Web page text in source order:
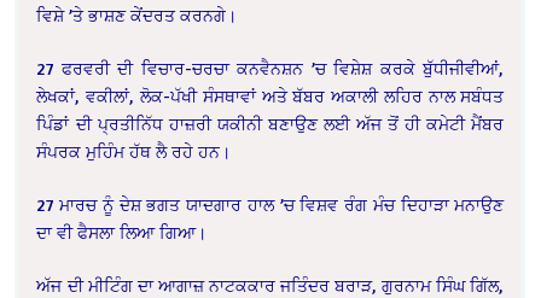
ਵਿਸ਼ੇ ’ਤੇ ਭਾਸ਼ਣ ਕੇਂਦਰਤ ਕਰਨਗੇ।
27 ਫਰਵਰੀ ਦੀ ਵਿਚਾਰ-ਚਰਚਾ ਕਨਵੈਨਸ਼ਨ ’ਚ ਵਿਸ਼ੇਸ਼ ਕਰਕੇ ਬੁੱਧੀਜੀਵੀਆਂ,
ਲੇਖਕਾਂ, ਵਕੀਲਾਂ, ਲੋਕ-ਪੱਖੀ ਸੰਸਥਾਵਾਂ ਅਤੇ ਬੱਬਰ ਅਕਾਲੀ ਲਹਿਰ ਨਾਲ ਸਬੰਧਤ
ਪਿੰਡਾਂ ਦੀ ਪ੍ਰਤੀਨਿੱਧ ਹਾਜ਼ਰੀ ਯਕੀਨੀ ਬਣਾਉਣ ਲਈ ਅੱਜ ਤੋਂ ਹੀ ਕਮੇਟੀ ਮੈਂਬਰ
ਸੰਪਰਕ ਮੁਹਿੰਮ ਹੱਥ ਲੈ ਰਹੇ ਹਨ।
27 ਮਾਰਚ ਨੂੰ ਦੇਸ਼ ਭਗਤ ਯਾਦਗਾਰ ਹਾਲ ’ਚ ਵਿਸ਼ਵ ਰੰਗ ਮੰਚ ਦਿਹਾੜਾ ਮਨਾਉਣ
ਦਾ ਵੀ ਫੈਸਲਾ ਲਿਆ ਗਿਆ।
ਅੱਜ ਦੀ ਮੀਟਿੰਗ ਦਾ ਆਗਾਜ਼ ਨਾਟਕਕਾਰ ਜਤਿੰਦਰ ਬਰਾੜ, ਗੁਰਨਾਮ ਸਿੰਘ ਗਿੱਲ,